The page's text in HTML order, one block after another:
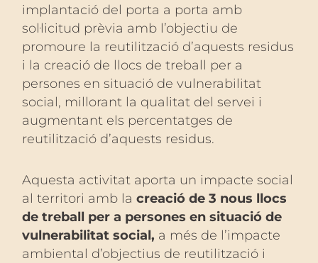
implantació del porta a porta amb
sol·licitud prèvia amb l’objectiu de
promoure la reutilització d’aquests residus
i la creació de llocs de treball per a
persones en situació de vulnerabilitat
social, millorant la qualitat del servei i
augmentant els percentatges de
reutilització d’aquests residus.
Aquesta activitat aporta un impacte social
al territori amb lacreació de 3 nous llocs
de treball per a persones en situació de
vulnerabilitat social, a més de l’impacte
ambiental d’objectius de reutilització i